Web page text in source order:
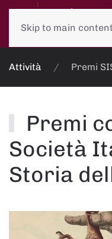
Skip to main content
Attività Premi
Premi
Società
Storia